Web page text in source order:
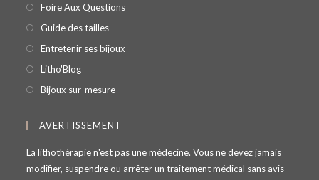
Foire Aux Questions
Guide des tailles
Entretenir ses bijoux
Litho'Blog
Bijoux sur-mesure
AVERTISSEMENT
La lithothérapie n'est pas une médecine. Vous ne devez jamais
modifier, suspendre ou arrêter un traitement médical sans avis